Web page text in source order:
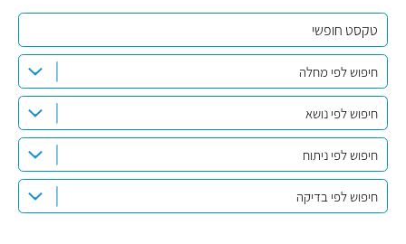
חיפוש לפי מחלה
חיפוש לפי נושא
חיפוש לפי ניתוח
חיפוש לפי בדיקה